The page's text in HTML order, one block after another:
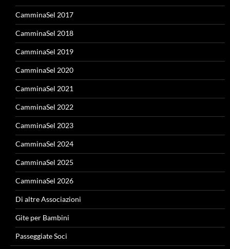
CamminaSel 2017
CamminaSel 2018
CamminaSel 2019
CamminaSel 2020
CamminaSel 2021
CamminaSel 2022
CamminaSel 2023
CamminaSel 2024
CamminaSel 2025
CamminaSel 2026
Di altre Associazioni
Gite per Bambini
Passeggiate Soci